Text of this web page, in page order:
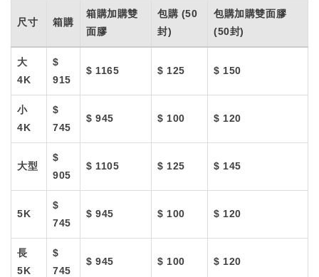
尺寸 箱購
箱購加購雙
面膠
包購 (50
封)
包購加購雙面膠
(50封)
大
4K
$
915
$ 1165 $ 125 $ 150
小
4K
$
745
$ 945 $ 100 $ 120
大型
$
905
$ 1105 $ 125 $ 145
5K
$
745
$ 945 $ 100 $ 120
長
5K
$
745
$ 945 $ 100 $ 120